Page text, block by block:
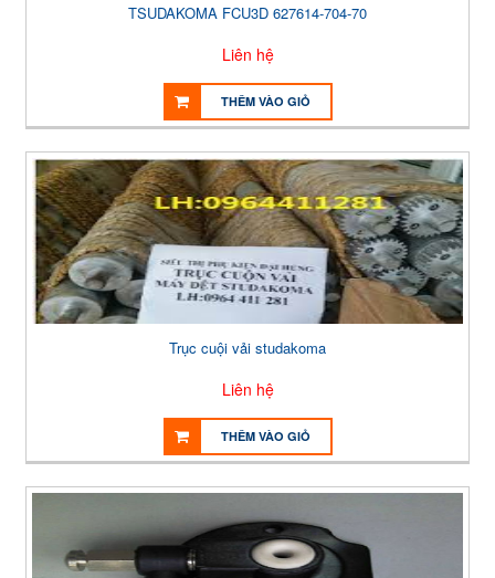
TSUDAKOMA FCU3D 627614-704-70
Liên hệ
THÊM VÀO GIỎ
Trục cuội vải studakoma
Liên hệ
THÊM VÀO GIỎ